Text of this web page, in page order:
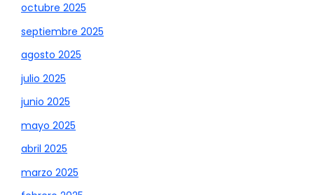
octubre 2025
septiembre 2025
agosto 2025
julio 2025
junio 2025
mayo 2025
abril 2025
marzo 2025